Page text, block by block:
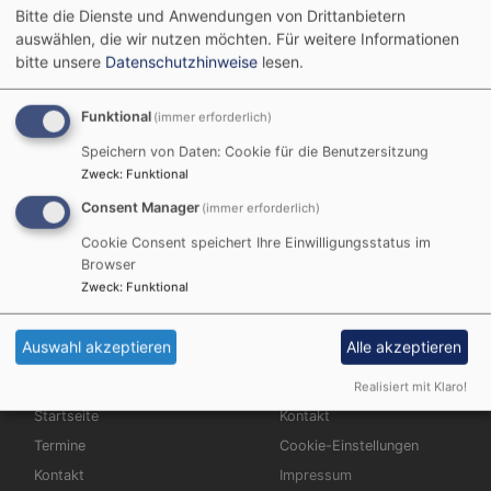
Tel: 08751 - 81 01 30
Fax: 08751 - 51 96
Email:
Inhaltlich Verantwortlicher gemäß § 18 MStV:
Pfarrer Michael Baldeweg
Josef-Reindl-Str. 14b,
85283 Wolnzach
Internet:www.mainburg-evangelisch.de
Hauptnavigation
Startseite
Termine
Kontakt
Fußbereichsmenü
Kontakt
Cookie-Einstellungen
Impressum
Bitte die Dienste und Anwendungen von Drittanbietern
auswählen, die wir nutzen möchten. Für weitere Informationen
bitte unsere Datenschutzhinweise lesen.
Funktional (immer erforderlich)
Speichern von Daten: Cookie für die Benutzersitzung
Zweck: Funktional
Consent Manager (immer erforderlich)
Cookie Consent speichert Ihre Einwilligungsstatus im
Browser
Zweck: Funktional
Auswahl akzeptieren Alle akzeptieren
Realisiert mit Klaro!